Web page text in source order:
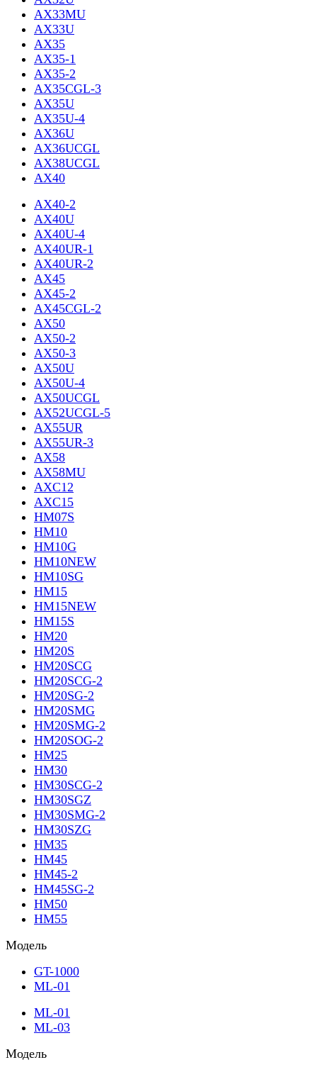
AX33MU
AX33U
AX35
AX35-1
AX35-2
AX35CGL-3
AX35U
AX35U-4
AX36U
AX36UCGL
AX38UCGL
AX40
AX40-2
AX40U
AX40U-4
AX40UR-1
AX40UR-2
AX45
AX45-2
AX45CGL-2
AX50
AX50-2
AX50-3
AX50U
AX50U-4
AX50UCGL
AX52UCGL-5
AX55UR
AX55UR-3
AX58
AX58MU
AXC12
AXC15
HM07S
HM10
HM10G
HM10NEW
HM10SG
HM15
HM15NEW
HM15S
HM20
HM20S
HM20SCG
HM20SCG-2
HM20SG-2
HM20SMG
HM20SMG-2
HM20SOG-2
HM25
HM30
HM30SCG-2
HM30SGZ
HM30SMG-2
HM30SZG
HM35
HM45
HM45-2
HM45SG-2
HM50
HM55
Модель
GT-1000
ML-01
ML-01
ML-03
Модель